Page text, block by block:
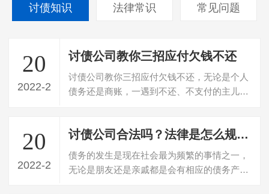
讨债知识 法律常识 常见问题
20
2022-2
讨债公司教你三招应付欠钱不还
讨债公司教你三招应付欠钱不还，无论是个人
债务还是商账，一遇到不还、不支付的主儿债
20
2022-2
讨债公司合法吗？法律是怎么规定的
债务的发生是现在社会最为频繁的事情之一，
无论是朋友还是亲戚都是会有相应的债务产生